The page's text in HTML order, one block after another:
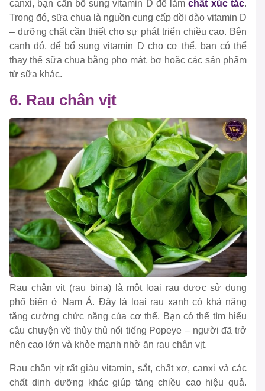
canxi, bạn cần bổ sung vitamin D để làmchất xúc tác.
Trong đó, sữa chua là nguồn cung cấp dồi dào vitamin D
– dưỡng chất cần thiết cho sự phát triển chiều cao. Bên
cạnh đó, để bổ sung vitamin D cho cơ thể, bạn có thể
thay thế sữa chua bằng pho mát, bơ hoặc các sản phẩm
từ sữa khác.
6. Rau chân vịt
Rau chân vịt (rau bina) là một loại rau được sử dụng
phổ biến ở Nam Á. Đây là loại rau xanh có khả năng
tăng cường chức năng của cơ thể. Bạn có thể tìm hiểu
câu chuyện về thủy thủ nổi tiếng Popeye – người đã trở
nên cao lớn và khỏe mạnh nhờ ăn rau chân vịt.
Rau chân vịt rất giàu vitamin, sắt, chất xơ, canxi và các
chất dinh dưỡng khác giúp tăng chiều cao hiệu quả.